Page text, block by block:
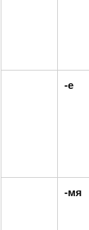
-е
-мя